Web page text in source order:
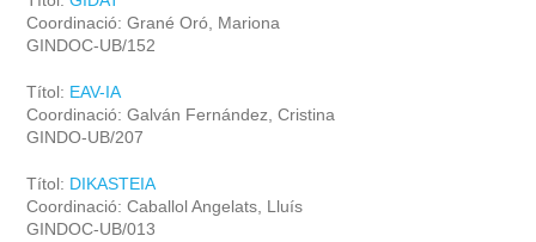
Coordinació: Grané Oró, Mariona
GINDOC-UB/152
Títol: EAV-IA
Coordinació: Galván Fernández, Cristina
GINDO-UB/207
Títol: DIKASTEIA
Coordinació: Caballol Angelats, Lluís
GINDOC-UB/013